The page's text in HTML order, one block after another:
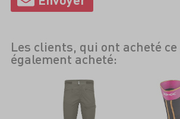
Les clients, qui ont acheté
également acheté: